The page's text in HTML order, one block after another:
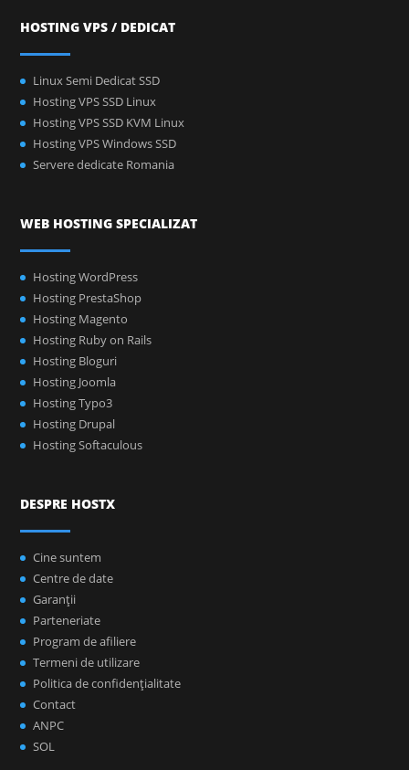
HOSTING VPS / DEDICAT
Linux Semi Dedicat SSD
Hosting VPS SSD Linux
Hosting VPS SSD KVM Linux
Hosting VPS Windows SSD
Servere dedicate Romania
WEB HOSTING SPECIALIZAT
Hosting WordPress
Hosting PrestaShop
Hosting Magento
Hosting Ruby on Rails
Hosting Bloguri
Hosting Joomla
Hosting Typo3
Hosting Drupal
Hosting Softaculous
DESPRE HOSTX
Cine suntem
Centre de date
Garanţii
Parteneriate
Program de afiliere
Termeni de utilizare
Politica de confidenţialitate
Contact
ANPC
SOL